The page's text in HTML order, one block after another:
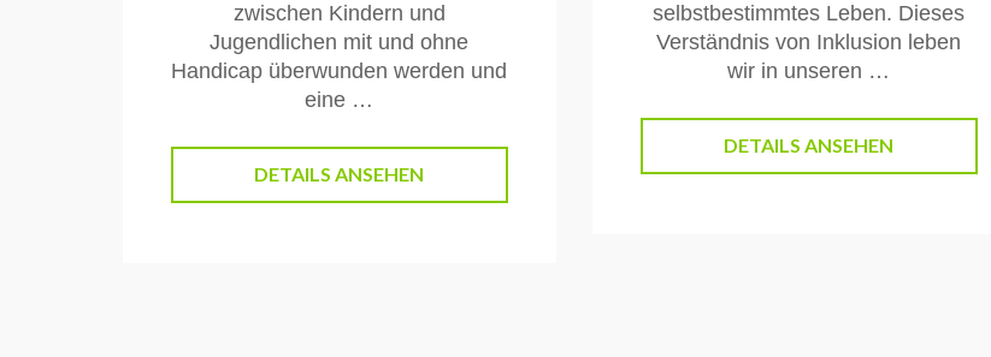
zwischen Kindern und
Jugendlichen mit und ohne
Handicap überwunden werden und
eine …
DETAILS ANSEHEN
selbstbestimmtes Leben. Dieses
Verständnis von Inklusion leben
wir in unseren …
DETAILS ANSEHEN